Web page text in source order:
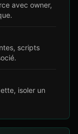
avec owner,
scripts
isoler un